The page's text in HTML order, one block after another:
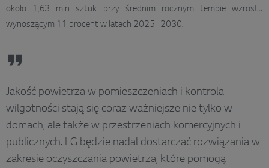
około 1,63 mln sztuk przy średnim rocznym tempie wzrostu
wynoszącym 11 procent w latach 2025–2030.
Jakość powietrza w pomieszczeniach i kontrola
wilgotności stają się coraz ważniejsze nie tylko w
domach, ale także w przestrzeniach komercyjnych i
publicznych. LG będzie nadal dostarczać rozwiązania w
zakresie oczyszczania powietrza, które pomogą